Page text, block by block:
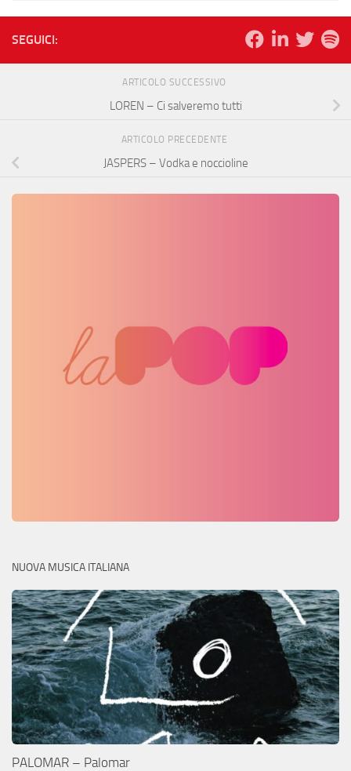
SEGUICI:
ARTICOLO SUCCESSIVO
LOREN – Ci salveremo tutti
ARTICOLO PRECEDENTE
JASPERS – Vodka e noccioline
NUOVA MUSICA ITALIANA
PALOMAR – Palomar